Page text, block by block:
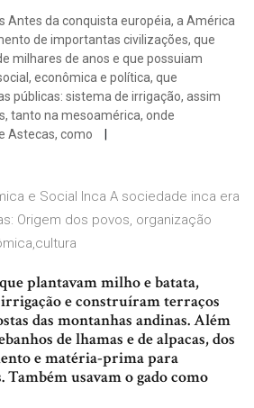
Antes da conquista européia, a América
de importantas civilizações, que
milhares de anos e que possuiam
econômica e política, que
públicas: sistema de irrigação, assim
tanto na mesoamérica, onde
Astecas, como
e Social Inca A sociedade inca era
Origem dos povos, organização
plantavam milho e batata,
e construíram terraços
das montanhas andinas. Além
de lhamas e de alpacas, dos
e matéria-prima para
usavam o gado como